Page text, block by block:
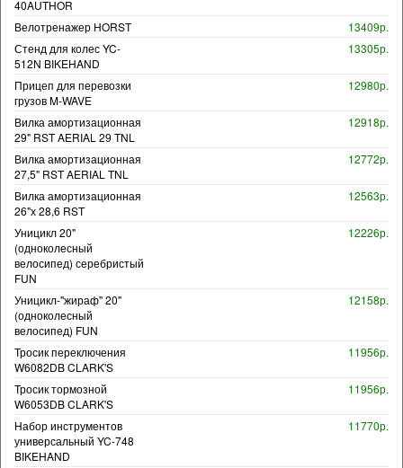
40AUTHOR
Велотренажер HORST
13409р.
Стенд для колес YC-
512N BIKEHAND
13305р.
Прицеп для перевозки
грузов M-WAVE
12980р.
Вилка амортизационная
29" RST AERIAL 29 TNL
12918р.
Вилка амортизационная
27,5" RST AERIAL TNL
12772р.
Вилка амортизационная
26"х 28,6 RST
12563р.
Уницикл 20"
(одноколесный
велосипед) серебристый
FUN
12226р.
Уницикл-"жираф" 20"
(одноколесный
велосипед) FUN
12158р.
Тросик переключения
W6082DB CLARK'S
11956р.
Тросик тормозной
W6053DB CLARK'S
11956р.
Набор инструментов
универсальный YC-748
BIKEHAND
11770р.